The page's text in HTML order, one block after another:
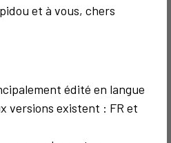
et à vous, chers
édité en langue
versions existent : FR et